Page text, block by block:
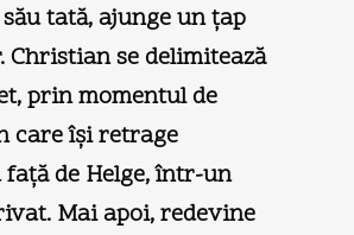
tată, ajunge un ţap
Christian se delimitează
prin momentul de
care îşi retrage
de Helge, într-un
Mai apoi, redevine